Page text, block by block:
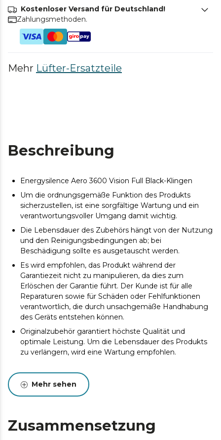
Kostenloser Versand für Deutschland!
Zahlungsmethoden.
Mehr Lüfter-Ersatzteile
Beschreibung
Energysilence Aero 3600 Vision Full Black-Klingen
Um die ordnungsgemäße Funktion des Produkts
sicherzustellen, ist eine sorgfältige Wartung und ein
verantwortungsvoller Umgang damit wichtig.
Die Lebensdauer des Zubehörs hängt von der Nutzung
und den Reinigungsbedingungen ab; bei
Beschädigung sollte es ausgetauscht werden.
Es wird empfohlen, das Produkt während der
Garantiezeit nicht zu manipulieren, da dies zum
Erlöschen der Garantie führt. Der Kunde ist für alle
Reparaturen sowie für Schäden oder Fehlfunktionen
verantwortlich, die durch unsachgemäße Handhabung
des Geräts entstehen können.
Originalzubehör garantiert höchste Qualität und
optimale Leistung. Um die Lebensdauer des Produkts
zu verlängern, wird eine Wartung empfohlen.
Mehr sehen
Zusammensetzung